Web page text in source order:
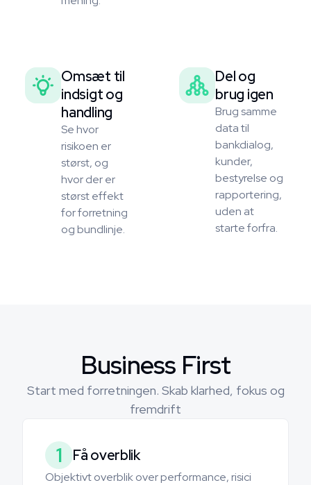
Omsæt til
indsigt og
handling
Se hvor
risikoen er
størst, og
hvor der er
størst effekt
for forretning
og bundlinje.
Del og
brug igen
Brug samme
data til
bankdialog,
kunder,
bestyrelse og
rapportering,
uden at
starte forfra.
Business First
Start med forretningen. Skab klarhed, fokus og
fremdrift
1 Få overblik
Objektivt overblik over performance, risici